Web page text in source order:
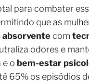
para combater
que as
absorvente com
odores e
e o bem-estar
65% os episódios